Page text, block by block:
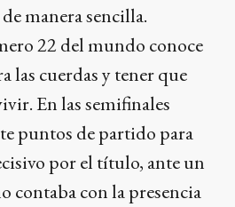
manera sencilla.
22 del mundo conoce
las cuerdas y tener que
En las semifinales
puntos de partido para
por el título, ante un
contaba con la presencia